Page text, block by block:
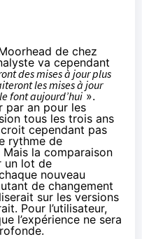
de chez
va cependant
des mises à jour plus
les mises à jour
font aujourd’hui ».
par an pour les
tous les trois ans
cependant pas
rythme de
la comparaison
un lot de
nouveau
de changement
sur les versions
Pour l’utilisateur,
l’expérience ne sera